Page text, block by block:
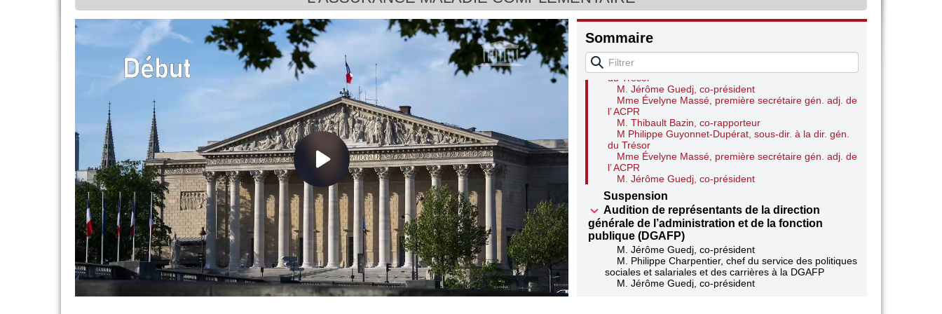
Sommaire
Mme Évelyne Massé, première secrétaire gén. adj. de
l’ ACPR
M. Jérôme Guedj, co-président
Mme Évelyne Massé, première secrétaire gén. adj. de
l’ ACPR
M Philippe Guyonnet-Dupérat, sous-dir. à la dir. gén.
du Trésor
M. Jérôme Guedj, co-président
Mme Évelyne Massé, première secrétaire gén. adj. de
l’ ACPR
M. Thibault Bazin, co-rapporteur
M Philippe Guyonnet-Dupérat, sous-dir. à la dir. gén.
du Trésor
Mme Évelyne Massé, première secrétaire gén. adj. de
l’ ACPR
M. Jérôme Guedj, co-président
Suspension
Audition de représentants de la direction
générale de l’administration et de la fonction
publique (DGAFP)
M. Jérôme Guedj, co-président
M. Philippe Charpentier, chef du service des politiques
sociales et salariales et des carrières à la DGAFP
M. Jérôme Guedj, co-président